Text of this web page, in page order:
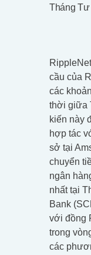
Tháng
cầu của
các
thời giữa
kiến này
hợp tác
sở tại
chuyển
ngân
nhất tại
Bank
với đồng
trong
các